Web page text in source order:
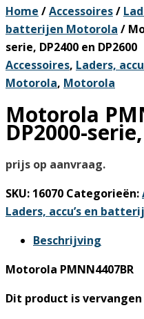
Home /Accessoires/
batterijen Motorola /
serie, DP2400 en DP2600
Accessoires, Laders,
Motorola, Motorola
Motorola
DP2000-
prijs op aanvraag.
SKU: 16070 Categorieën:
Laders, accu’s en
Beschrijving
Motorola PMNN4407BR
Dit product is